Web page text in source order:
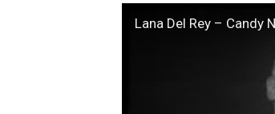
Lana Del Rey –